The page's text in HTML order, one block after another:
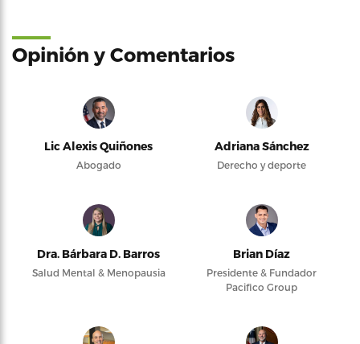
Opinión y Comentarios
Lic Alexis Quiñones
Abogado
Adriana Sánchez
Derecho y deporte
Dra. Bárbara D. Barros
Salud Mental & Menopausia
Brian Díaz
Presidente & Fundador
Pacifico Group